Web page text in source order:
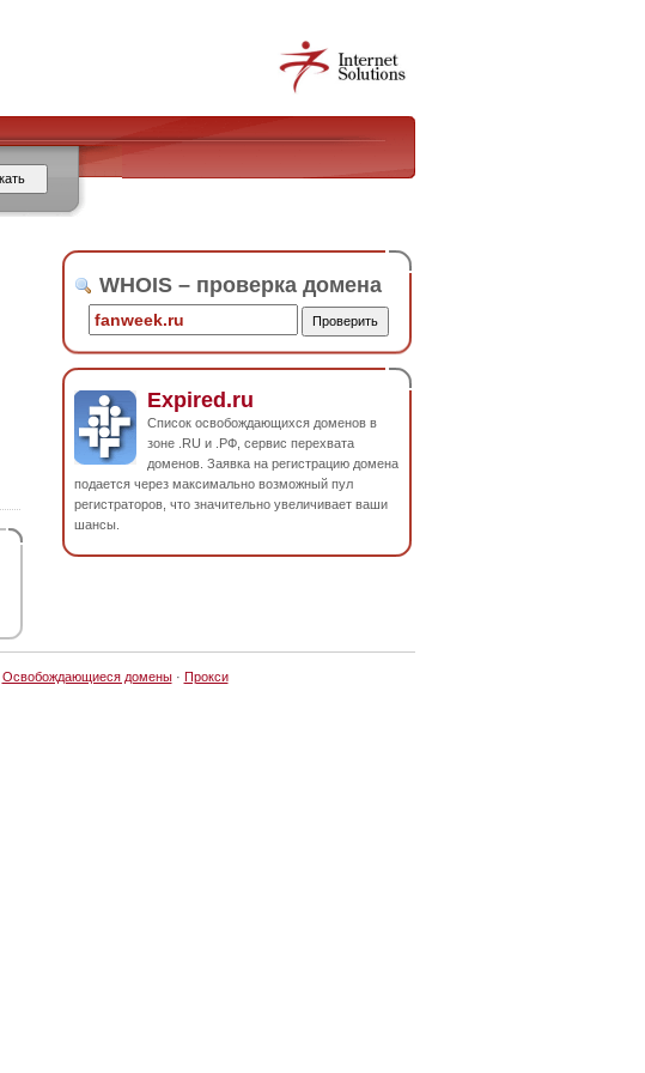
WHOIS – проверка домена
Expired.ru
Список освобождающихся доменов в
зоне .RU и .РФ, сервис перехвата
доменов. Заявка на регистрацию домена
подается через максимально возможный пул
регистраторов, что значительно увеличивает ваши
шансы.
Освобождающиеся домены· Прокси